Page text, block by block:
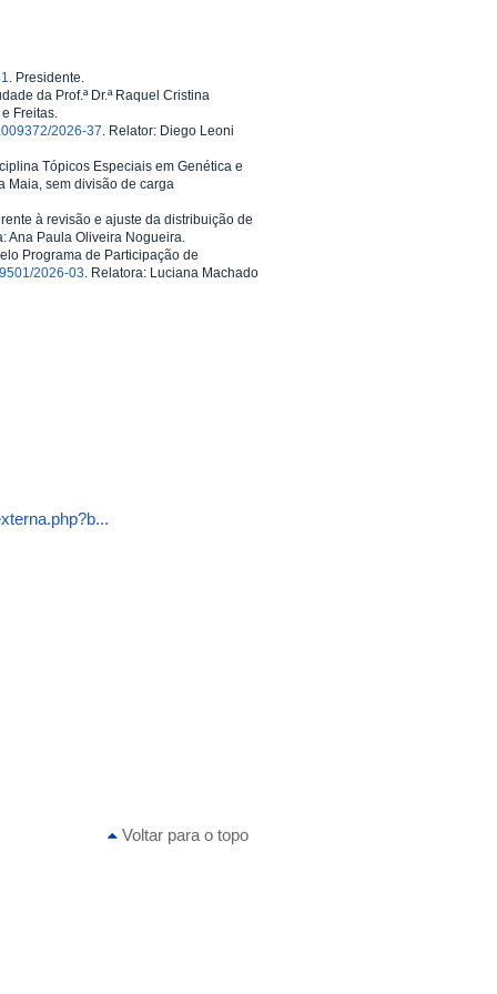
. Presidente.
da Prof.ª Dr.ª Raquel Cristina
Freitas.
2026-37. Relator: Diego Leoni
Tópicos Especiais em Genética e
Maia, sem divisão de carga
à revisão e ajuste da distribuição de
Ana Paula Oliveira Nogueira.
Programa de Participação de
2026-03. Relatora: Luciana Machado
Voltar para o topo